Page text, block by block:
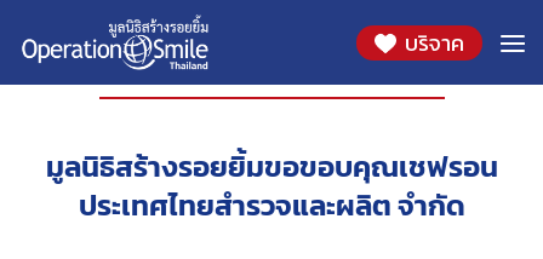
บริจาค
องค์กรที่ร่วมสนับสนุน
มูลนิธิสร้างรอยยิ้มขอขอบคุณเชฟรอน
ประเทศไทยสำรวจและผลิต จำกัด